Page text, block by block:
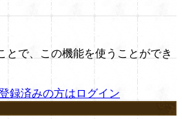
とで、この機能を使うことができ
録済みの方はログイン